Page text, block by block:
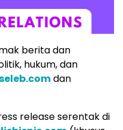
berita dan
hukum, dan
dan
release serentak di